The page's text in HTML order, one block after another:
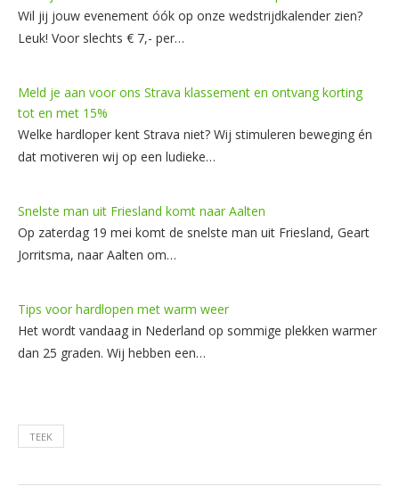
Wil jij jouw evenement óók op onze wedstrijdkalender zien?
Leuk! Voor slechts € 7,- per…
Meld je aan voor ons Strava klassement en ontvang korting
tot en met 15%
Welke hardloper kent Strava niet? Wij stimuleren beweging én
dat motiveren wij op een ludieke…
Snelste man uit Friesland komt naar Aalten
Op zaterdag 19 mei komt de snelste man uit Friesland, Geart
Jorritsma, naar Aalten om…
Tips voor hardlopen met warm weer
Het wordt vandaag in Nederland op sommige plekken warmer
dan 25 graden. Wij hebben een…
TEEK